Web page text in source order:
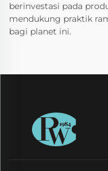
berinvestasi pada
mendukung praktik
bagi planet ini.